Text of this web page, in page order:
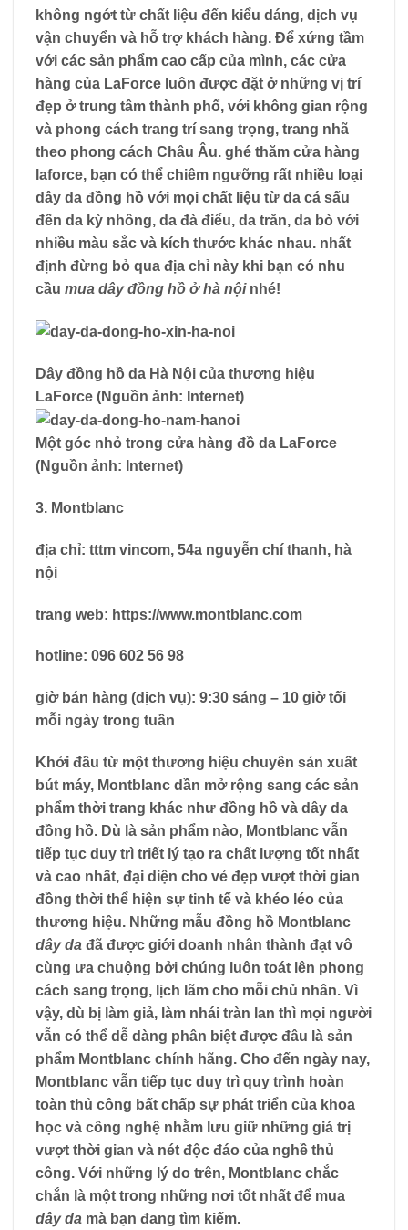
không ngớt từ chất liệu đến kiểu dáng, dịch vụ
vận chuyển và hỗ trợ khách hàng. Để xứng tầm
với các sản phẩm cao cấp của mình, các cửa
hàng của LaForce luôn được đặt ở những vị trí
đẹp ở trung tâm thành phố, với không gian rộng
và phong cách trang trí sang trọng, trang nhã
theo phong cách Châu Âu. ghé thăm cửa hàng
laforce, bạn có thể chiêm ngưỡng rất nhiều loại
dây da đồng hồ với mọi chất liệu từ da cá sấu
đến da kỳ nhông, da đà điểu, da trăn, da bò với
nhiều màu sắc và kích thước khác nhau. nhất
định đừng bỏ qua địa chỉ này khi bạn có nhu
cầu mua dây đồng hồ ở hà nội nhé!
Dây đồng hồ da Hà Nội của thương hiệu
LaForce (Nguồn ảnh: Internet)
Một góc nhỏ trong cửa hàng đồ da LaForce
(Nguồn ảnh: Internet)
3. Montblanc
địa chỉ: tttm vincom, 54a nguyễn chí thanh, hà
nội
trang web: https://www.montblanc.com
hotline: 096 602 56 98
giờ bán hàng (dịch vụ): 9:30 sáng – 10 giờ tối
mỗi ngày trong tuần
Khởi đầu từ một thương hiệu chuyên sản xuất
bút máy, Montblanc dần mở rộng sang các sản
phẩm thời trang khác như đồng hồ và dây da
đồng hồ. Dù là sản phẩm nào, Montblanc vẫn
tiếp tục duy trì triết lý tạo ra chất lượng tốt nhất
và cao nhất, đại diện cho vẻ đẹp vượt thời gian
đồng thời thể hiện sự tinh tế và khéo léo của
thương hiệu. Những mẫu đồng hồ Montblanc
dây da đã được giới doanh nhân thành đạt vô
cùng ưa chuộng bởi chúng luôn toát lên phong
cách sang trọng, lịch lãm cho mỗi chủ nhân. Vì
vậy, dù bị làm giả, làm nhái tràn lan thì mọi người
vẫn có thể dễ dàng phân biệt được đâu là sản
phẩm Montblanc chính hãng. Cho đến ngày nay,
Montblanc vẫn tiếp tục duy trì quy trình hoàn
toàn thủ công bất chấp sự phát triển của khoa
học và công nghệ nhằm lưu giữ những giá trị
vượt thời gian và nét độc đáo của nghề thủ
công. Với những lý do trên, Montblanc chắc
chắn là một trong những nơi tốt nhất để mua
dây da mà bạn đang tìm kiếm.